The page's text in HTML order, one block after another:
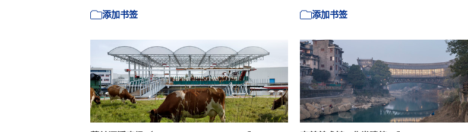
添加书签 添加书签